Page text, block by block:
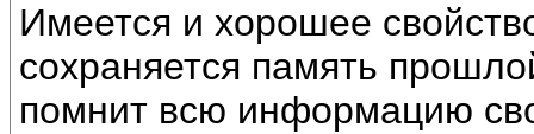
Имеется и хорошее
сохраняется память
помнит всю информацию